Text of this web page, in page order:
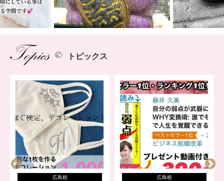
トピックス
広島校
広島校